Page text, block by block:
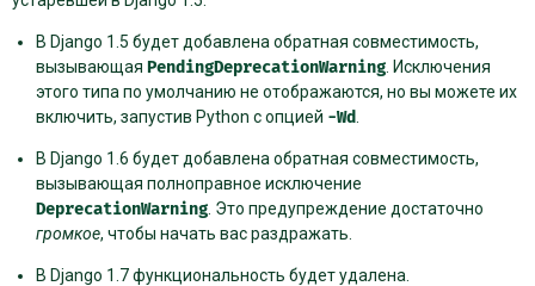
В Django 1.5 будет добавлена обратная совместимость,
вызывающая PendingDeprecationWarning . Исключения
этого типа по умолчанию не отображаются, но вы можете их
включить, запустив Python с опцией -Wd
В Django 1.6 будет добавлена обратная совместимость,
вызывающая полноправное исключение
DeprecationWarning . Это предупреждение достаточно
громкое, чтобы начать вас раздражать.
В Django 1.7 функциональность будет удалена.